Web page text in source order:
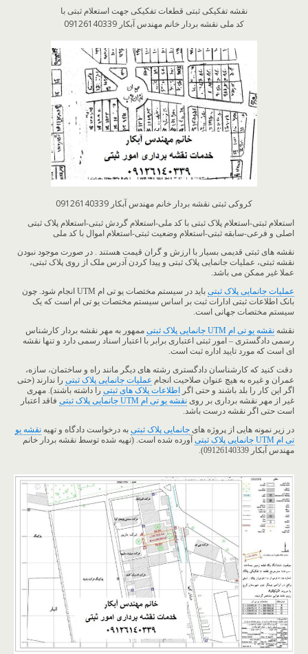
نقشه تفکیکی ثبتی قطعات تفکیکی جهت استعلام ثبتی با
کد ملی نقشه بردار خانم مهندس آبکار 09126140339
کروکی ثبتی نقشه بردار خانم مهندس آبکار 09126140339
استعلام ثبتی-استعلام پلاک ثبتی با کد ملی-استعلام گردش ثبتی-استعلام پلاک ثبتی
اصلی و فرعی-سابقه ثبتی-استعلام وضعیت ثبتی-استعلام اموال با کد ملی
نقشه های ثبتی قدیمی بسیار با ارزش و گران قیمت هستند . در صورت موجود نبودن
نقشه ثبتی، عملیات جانمایی پلاک ثبتی و پیدا کردن آدرس ملک از روی پلاک ثبتی،
عملا غیر ممکن می باشد.
عملیات جانمایی پلاک ثبتی
باید در سیستم مختصات یو تی ام UTM انجام شود. چون
بانک اطلاعات ثبتی ادارات ثبت بر اساس سیستم مختصات یو تی ام است که یک
سیستم مختصات جهانی است.
نقشه نقشه یو تی ام UTM جانمایی پلاک ثبتی
ممهور به مهر نقشه بردار کارشناس
رسمی دادگستری – امور ثبتی اعتباری برابر با اعتبار اسناد رسمی دارد و تنها نقشه
ای است که مورد تایید اداره ثبت است.
دقت کنید که کارشناسان دادگستری رشته های دیگر مانند راه و ساختمان، سازه،
عمران و غیره به هیچ عنوان صلاحیت انجام عملیات جانمایی پلاک ثبتی را ندارند (حتی
اگر این کار را بلد باشند و حتی اگر
اطلاعات پلاک های ثبتی را داشته باشند). مهری
غیر از مهر نقشه برداری بر روی نقشه یو تی ام UTM جانمایی پلاک ثبتی
فاقد اعتبار
است حتی اگر نقشه درست باشد.
در زیر نمونه هایی از پروژه های جانمایی پلاک ثبتی به درخواست دادگاه و تهیه نقشه یو
تی ام UTM جانمایی پلاک ثبتی
آورده شده است. (تهیه شده توسط نقشه بردار خانم
مهندس آبکار 09126140339).